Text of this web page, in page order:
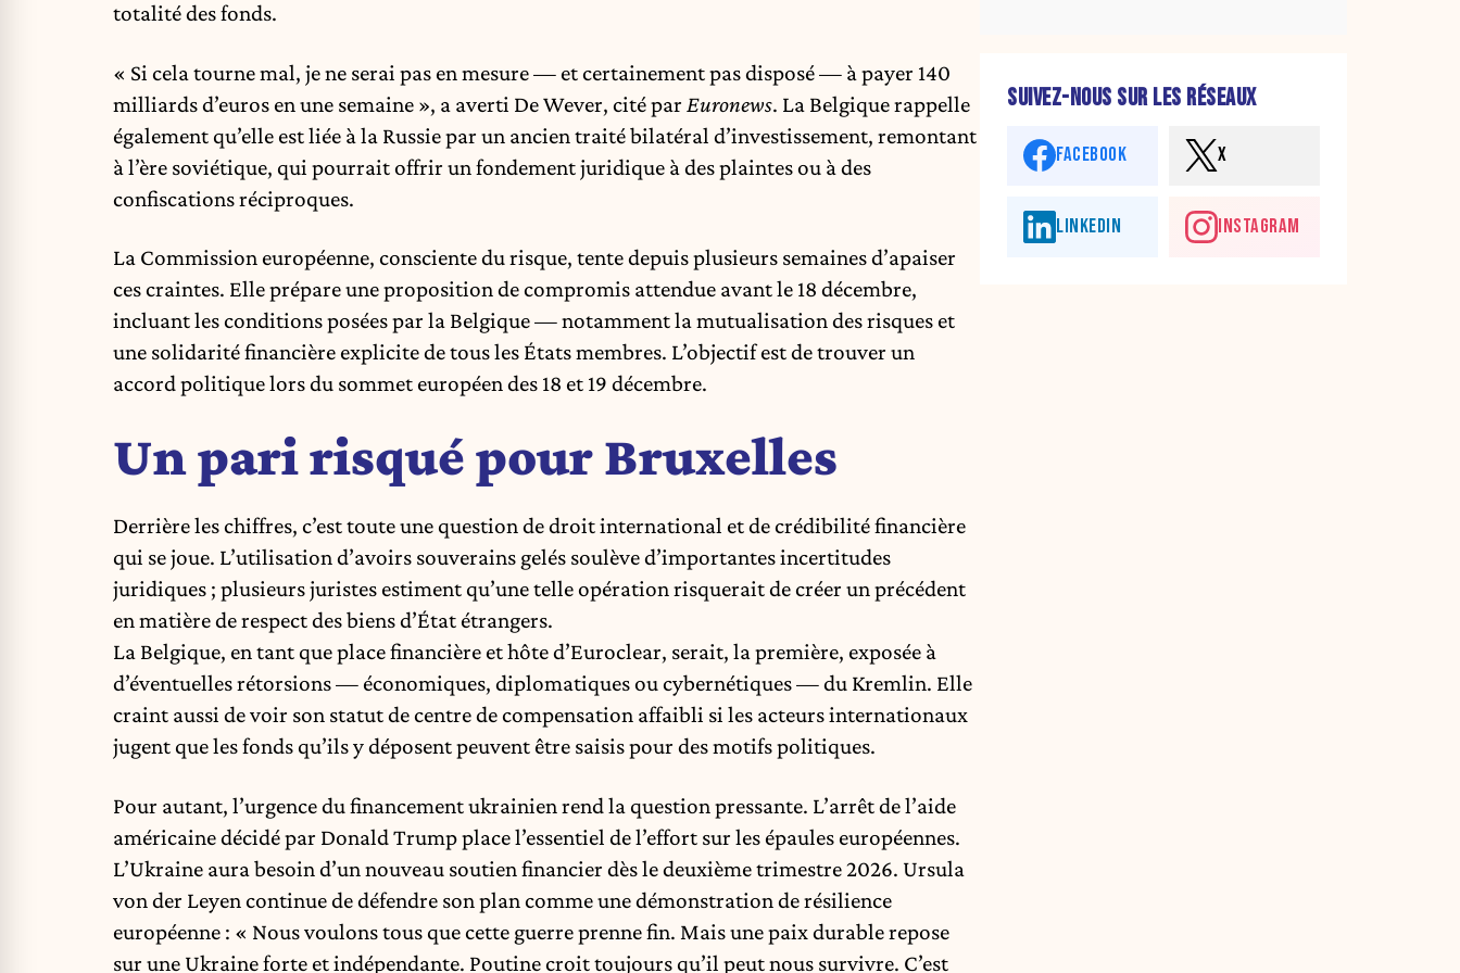
totalité des fonds.
« Si cela tourne mal, je ne serai pas en mesure — et certainement pas disposé — à payer 140
milliards d’euros en une semaine », a averti De Wever, cité par Euronews. La Belgique rappelle
également qu’elle est liée à la Russie par un ancien traité bilatéral d’investissement, remontant
à l’ère soviétique, qui pourrait offrir un fondement juridique à des plaintes ou à des
confiscations réciproques.
La Commission européenne, consciente du risque, tente depuis plusieurs semaines d’apaiser
ces craintes. Elle prépare une proposition de compromis attendue avant le 18 décembre,
incluant les conditions posées par la Belgique — notamment la mutualisation des risques et
une solidarité financière explicite de tous les États membres. L’objectif est de trouver un
accord politique lors du sommet européen des 18 et 19 décembre.
Un pari risqué pour Bruxelles
Derrière les chiffres, c’est toute une question de droit international et de crédibilité financière
qui se joue. L’utilisation d’avoirs souverains gelés soulève d’importantes incertitudes
juridiques ; plusieurs juristes estiment qu’une telle opération risquerait de créer un précédent
en matière de respect des biens d’État étrangers.
La Belgique, en tant que place financière et hôte d’Euroclear, serait, la première, exposée à
d’éventuelles rétorsions — économiques, diplomatiques ou cybernétiques — du Kremlin. Elle
craint aussi de voir son statut de centre de compensation affaibli si les acteurs internationaux
jugent que les fonds qu’ils y déposent peuvent être saisis pour des motifs politiques.
Pour autant, l’urgence du financement ukrainien rend la question pressante. L’arrêt de l’aide
américaine décidé par Donald Trump place l’essentiel de l’effort sur les épaules européennes.
L’Ukraine aura besoin d’un nouveau soutien financier dès le deuxième trimestre 2026. Ursula
von der Leyen continue de défendre son plan comme une démonstration de résilience
européenne : « Nous voulons tous que cette guerre prenne fin. Mais une paix durable repose
sur une Ukraine forte et indépendante. Poutine croit toujours qu’il peut nous survivre. C’est
SUIVEZ-NOUS SUR LES RÉSEAUX
FACEBOOK X
LINKEDIN INSTAGRAM